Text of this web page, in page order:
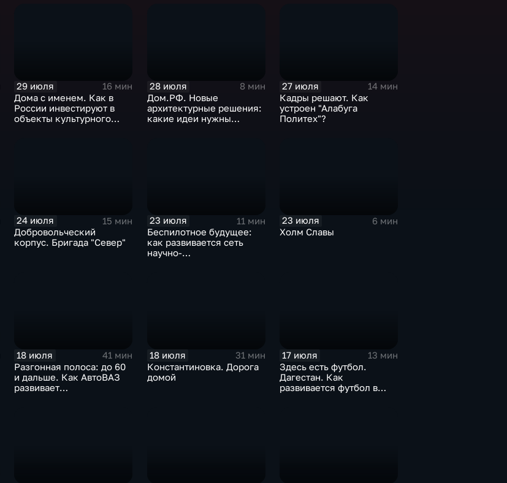
29 июля
16 мин
Дома с именем. Как в
России инвестируют в
объекты культурного
28 июля
8 мин
Дом.РФ. Новые
архитектурные решения:
какие идеи нужны
27 июля
14 мин
Кадры решают. Как
устроен "Алабуга
Политех"?
24 июля
15 мин
Добровольческий
корпус. Бригада "Север"
23 июля
11 мин
Беспилотное будущее:
как развивается сеть
научно-
23 июля
6 мин
Холм Славы
18 июля
41 мин
Разгонная полоса: до 60
и дальше. Как АвтоВАЗ
развивает
18 июля
31 мин
Константиновка. Дорога
домой
17 июля
13 мин
Здесь есть футбол.
Дагестан. Как
развивается футбол в